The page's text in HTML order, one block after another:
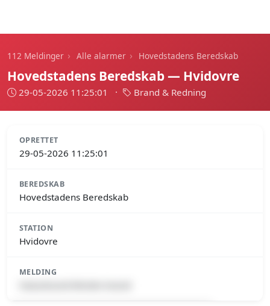
112 Meldinger › Alle alarmer › Hovedstadens Beredskab
Hovedstadens Beredskab — Hvidovre
29-05-2026 11:25:01 · Brand & Redning
OPRETTET
29-05-2026 11:25:01
BEREDSKAB
Hovedstadens Beredskab
STATION
Hvidovre
MELDING